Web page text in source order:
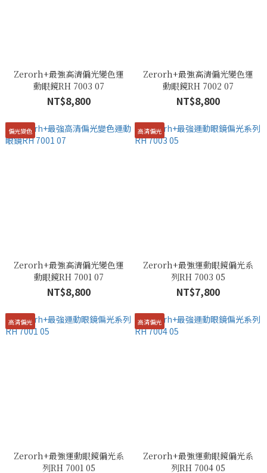
Zerorh+最強高清偏光變色運
動眼鏡RH 7003 07
NT$8,800
Zerorh+最強高清偏光變色運
動眼鏡RH 7002 07
NT$8,800
偏光變色
Zerorh+最強高清偏光變色運
動眼鏡RH 7001 07
NT$8,800
高清偏光
Zerorh+最強運動眼鏡偏光系
列RH 7003 05
NT$7,800
高清偏光
Zerorh+最強運動眼鏡偏光系
列RH 7001 05
高清偏光
Zerorh+最強運動眼鏡偏光系
列RH 7004 05